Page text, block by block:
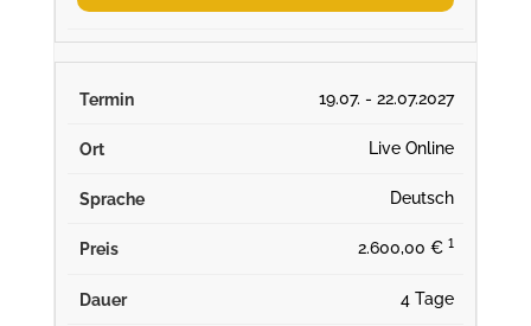
19.07. - 22.07.2027
Live Online
Deutsch
2.600,00 € ¹
4 Tage